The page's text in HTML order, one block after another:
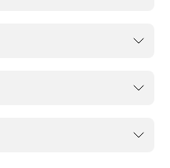
Typ Pallas Eck